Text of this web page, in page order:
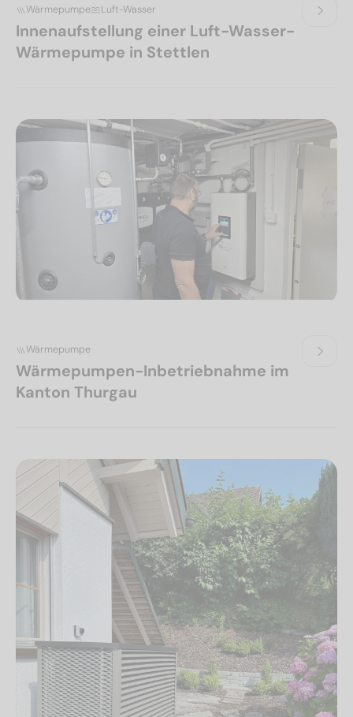
Wärmepumpe Luft-Wasser
Innenaufstellung einer Luft-Wasser-
Wärmepumpe in Stettlen
Wärmepumpe
Wärmepumpen-Inbetriebnahme im
Kanton Thurgau